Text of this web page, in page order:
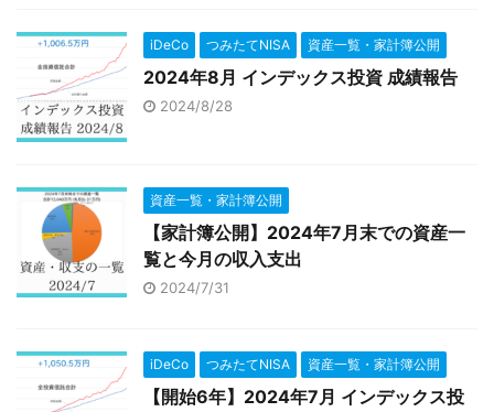
iDeCo つみたてNISA 資産一覧・家計簿公開
2024年8月 インデックス投資 成績報告
2024/8/28
資産一覧・家計簿公開
【家計簿公開】2024年7月末での資産一
覧と今月の収入支出
2024/7/31
iDeCo つみたてNISA 資産一覧・家計簿公開
【開始6年】2024年7月 インデックス投